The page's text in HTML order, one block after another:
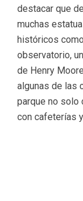
destacar que
muchas
históricos
observatorio,
de Henry
algunas de las
parque no solo
con cafeterías